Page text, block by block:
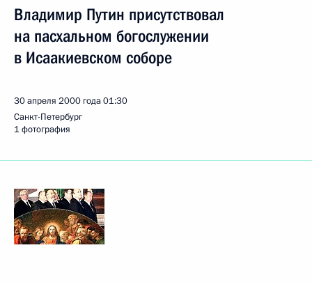
Владимир Путин присутствовал
на пасхальном богослужении
в Исаакиевском соборе
30 апреля 2000 года01:30
Санкт-Петербург
1 фотография